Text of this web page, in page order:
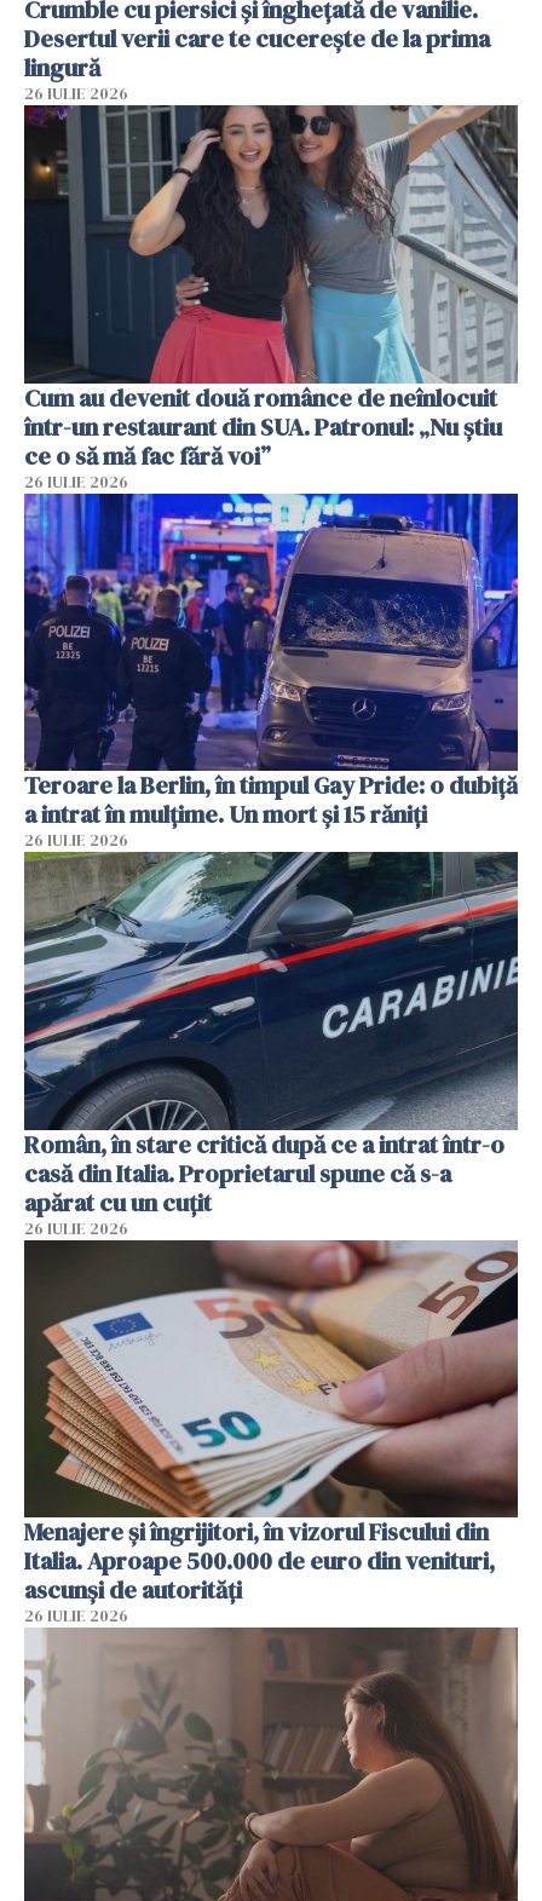
Crumble cu piersici și înghețată de vanilie.
Desertul verii care te cucerește de la prima
lingură
26 IULIE 2026
Cum au devenit două românce de neînlocuit
într-un restaurant din SUA. Patronul: „Nu știu
ce o să mă fac fără voi”
26 IULIE 2026
Teroare la Berlin, în timpul Gay Pride: o dubiță
a intrat în mulțime. Un mort și 15 răniți
26 IULIE 2026
Român, în stare critică după ce a intrat într-o
casă din Italia. Proprietarul spune că s-a
apărat cu un cuțit
26 IULIE 2026
Menajere și îngrijitori, în vizorul Fiscului din
Italia. Aproape 500.000 de euro din venituri,
ascunși de autorități
26 IULIE 2026